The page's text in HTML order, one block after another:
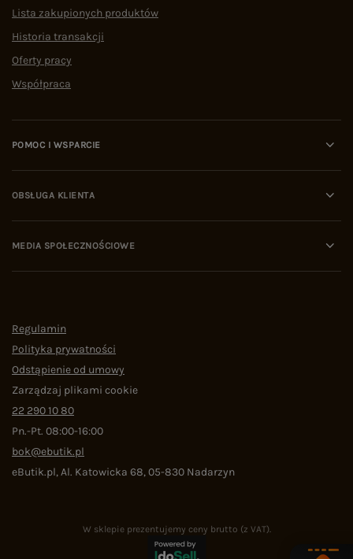
Lista zakupionych produktów
Historia transakcji
Oferty pracy
Współpraca
POMOC I WSPARCIE
OBSŁUGA KLIENTA
MEDIA SPOŁECZNOŚCIOWE
Regulamin
Polityka prywatności
Odstąpienie od umowy
Zarządzaj plikami cookie
22 290 10 80
Pn.-Pt. 08:00-16:00
bok@ebutik.pl
eButik.pl,Al. Katowicka 68,05-830 Nadarzyn
W sklepie prezentujemy ceny brutto (z VAT).